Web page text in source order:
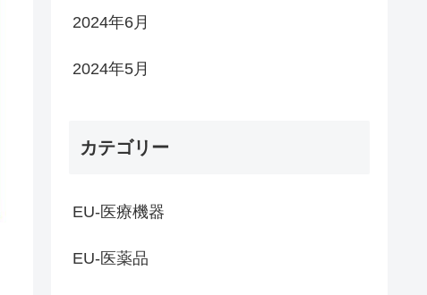
2024年6月
2024年5月
カテゴリー
EU-医療機器
EU-医薬品